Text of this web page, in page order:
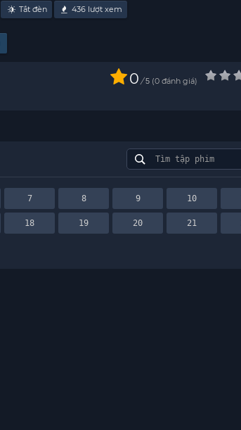
Tắt đèn 436 lượt xem
0 / 5 0 đánh giá
7 8 9 10
18 19 20 21